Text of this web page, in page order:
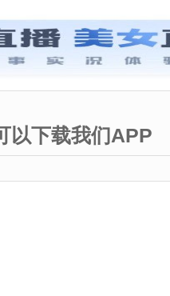
以下载我们APP